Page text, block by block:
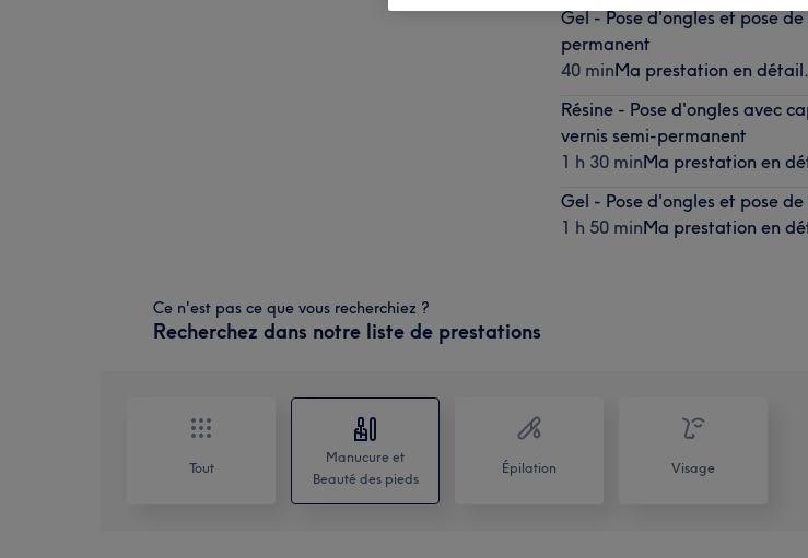
Gel - Pose d'ongles et pose
permanent
40 minMa prestation en
Résine - Pose d'ongles avec
vernis semi-permanent
1 h 30 minMa prestation en
Gel - Pose d'ongles et pose
1 h 50 minMa prestation en
Ce n'est pas ce que vous recherchiez ?
Recherchez dans notre liste de prestations
Tout
Manucure et
Beauté des pieds
Épilation Visage